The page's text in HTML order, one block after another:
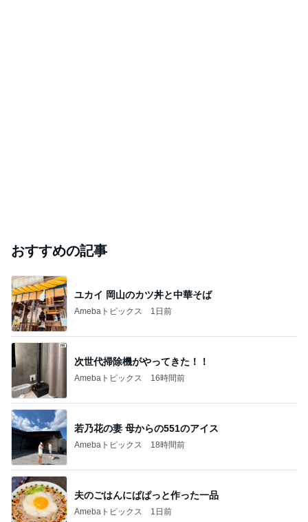
おすすめの記事
ユカイ 岡山のカツ丼と中華そば
Amebaトピックス 1日前
次世代掃除機がやってきた！！
Amebaトピックス 16時間前
若乃花の妻 母からの551のアイス
Amebaトピックス 18時間前
夫のごはんにぱぱっと作った一品
Amebaトピックス 1日前